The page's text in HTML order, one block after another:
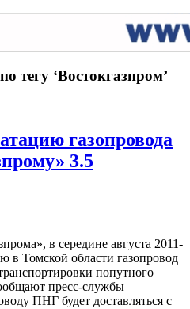
тегу ‘Востокгазпром’
газопровода
3.5
в середине августа 2011-
в Томской области газопровод
попутного
пресс-службы
ПНГ будет доставляться с